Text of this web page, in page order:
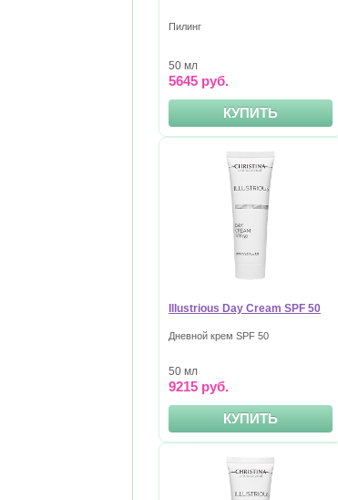
Пилинг
50 мл
5645 руб.
КУПИТЬ
Illustrious Day Cream SPF 50
Дневной крем SPF 50
50 мл
9215 руб.
КУПИТЬ